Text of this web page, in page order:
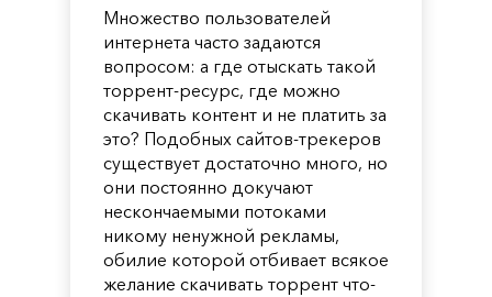
Множество пользователей
интернета часто задаются
вопросом: а где отыскать такой
торрент-ресурс, где можно
скачивать контент и не платить за
это? Подобных сайтов-трекеров
существует достаточно много, но
они постоянно докучают
нескончаемыми потоками
никому ненужной рекламы,
обилие которой отбивает всякое
желание скачивать торрент что-